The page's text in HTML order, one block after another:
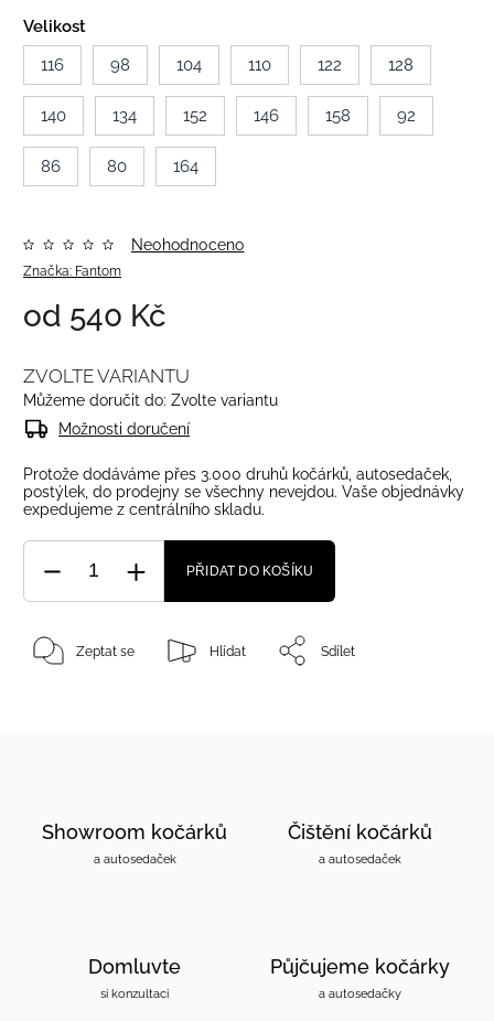
Velikost
116
98 104 110 122 128
140 134 152 146 158 92
86 80 164
Značka: Fantom
Neohodnoceno
od 540 Kč
ZVOLTE VARIANTU
Můžeme doručit do: Zvolte variantu
Možnosti doručení
Protože dodáváme přes 3.000 druhů kočárků, autosedaček,
postýlek, do prodejny se všechny nevejdou. Vaše objednávky
expedujeme z centrálního skladu.
PŘIDAT DO KOŠÍKU
Zeptat se Hlídat Sdílet
Showroom kočárků
a autosedaček
Čištění kočárků
a autosedaček
Domluvte
si konzultaci
Půjčujeme kočárky
a autosedačky